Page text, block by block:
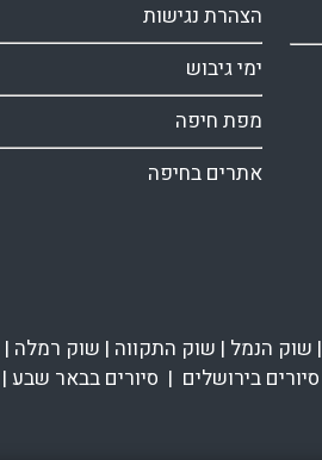
הצהרת נגישות
ימי גיבוש
מפת חיפה
אתרים בחיפה
| שוק הנמל | שוק התקווה | שוק רמלה |
סיורים בירושלים | סיורים בבאר שבע |